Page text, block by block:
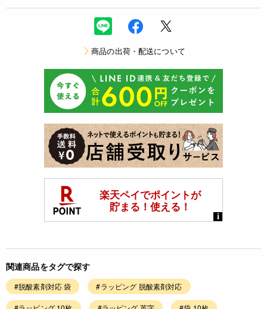
商品の出荷・配送について
関連商品をタグで探す
#脱酸素剤対応 袋 #ラッピング 脱酸素剤対応